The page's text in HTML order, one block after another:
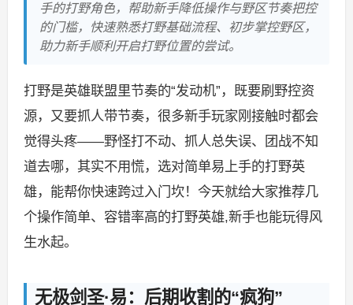
手的打野角色，帮助新手降低操作与野区节奏把控
的门槛，快速熟悉打野基础流程、初步掌控野区，
助力新手顺利开启打野位置的尝试。
打野是英雄联盟里节奏的“发动机”，既要刷野控资
源，又要抓人带节奏，很多新手玩家刚接触时都会
觉得头疼——野怪打不动、抓人总失误、团战不知
道去哪，其实不用慌，选对简单易上手的打野英
雄，能帮你快速跨过入门坎！今天就给大家推荐几
个操作简单、容错率高的打野英雄,新手也能玩得风
生水起。
无极剑圣·易：后期收割的“疯狗”